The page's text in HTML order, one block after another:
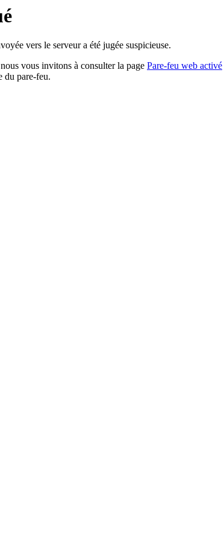
vers le serveur a été jugée suspicieuse.
vous invitons à consulter la page Pare-feu web activé
du pare-feu.